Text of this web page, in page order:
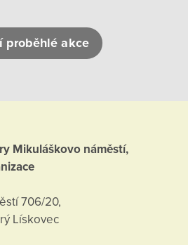
proběhlé akce
Mikuláškovo náměstí,
706/20,
Lískovec